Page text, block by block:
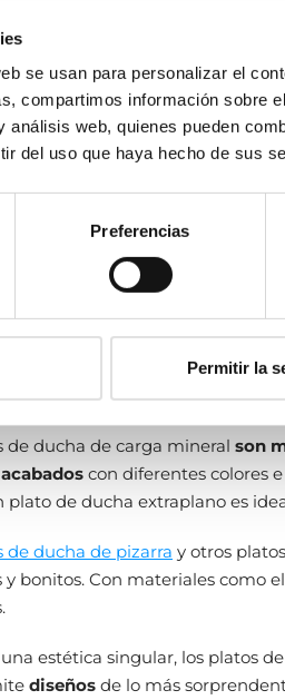
se usan para personalizar el
compartimos información sobre
análisis web, quienes pueden
del uso que haya hecho de sus
Preferencias
Permitir la
antibacterianoque
hongos, de modo que es el
sin esfuerzo. Esto es
para limpiar, tienes una salud
un hospital.
cuál es el mejor material
lo mejor para uno puede ser
que son mejores en este
que ofrecen.
de ducha de carga mineral son
con diferentes colores
plato de ducha extraplano es
de ducha de pizarra y otros
y bonitos. Con materiales como
estética singular, los platos
diseños de lo más